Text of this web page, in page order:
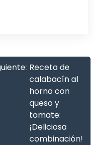
Receta de
calabacín al
horno con
queso y
tomate:
¡Deliciosa
combinación!